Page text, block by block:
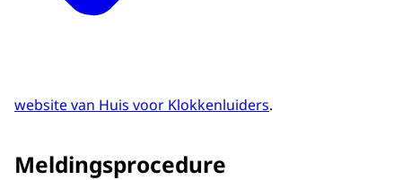
website van Huis voor Klokkenluiders.
Meldingsprocedure